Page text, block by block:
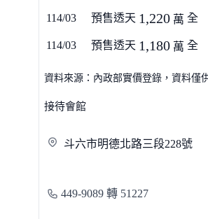
114/03 預售透天 1,220 萬 全
114/03 預售透天 1,180 萬 全
資料來源：內政部實價登錄，資料僅
接待會館
斗六市明德北路三段228號
449-9089 轉 51227